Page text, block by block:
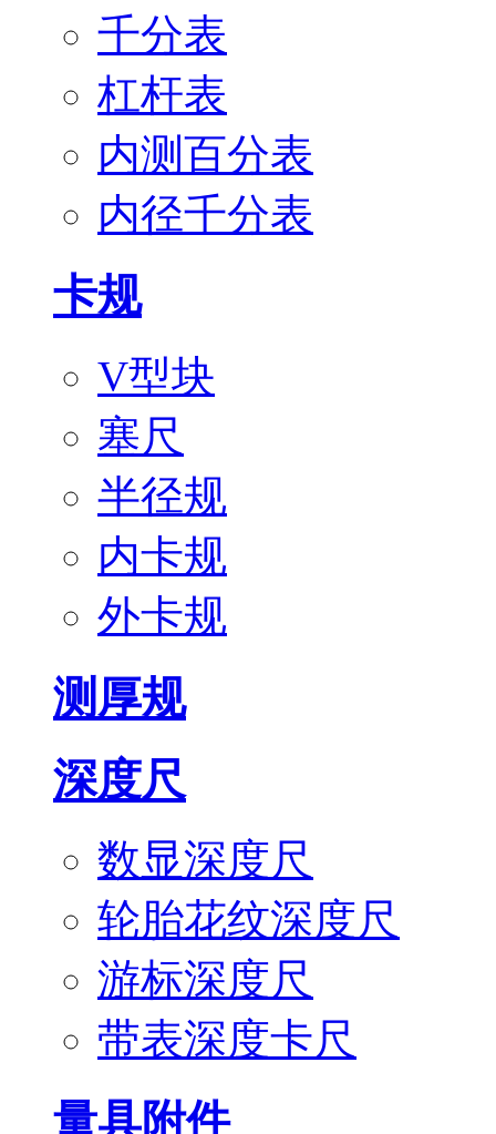
千分表
杠杆表
内测百分表
内径千分表
卡规
V型块
塞尺
半径规
内卡规
外卡规
测厚规
深度尺
数显深度尺
轮胎花纹深度尺
游标深度尺
带表深度卡尺
量具附件